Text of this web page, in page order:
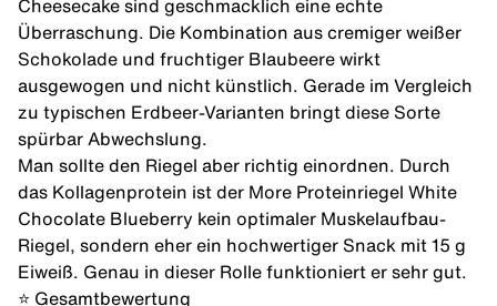
Cheesecake sind geschmacklich eine echte
Überraschung. Die Kombination aus cremiger weißer
Schokolade und fruchtiger Blaubeere wirkt
ausgewogen und nicht künstlich. Gerade im Vergleich
zu typischen Erdbeer-Varianten bringt diese Sorte
spürbar Abwechslung.
Man sollte den Riegel aber richtig einordnen. Durch
das Kollagenprotein ist der More Proteinriegel White
Chocolate Blueberry kein optimaler Muskelaufbau-
Riegel, sondern eher ein hochwertiger Snack mit 15 g
Eiweiß. Genau in dieser Rolle funktioniert er sehr gut.
⭐️ Gesamtbewertung